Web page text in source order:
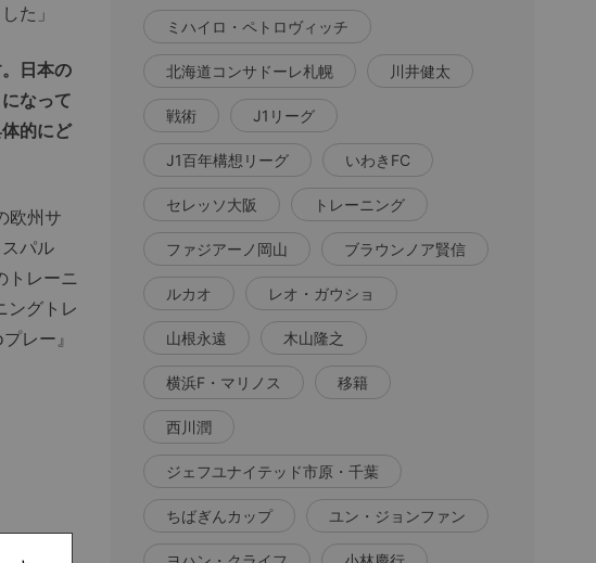
た」
日本の
なって
的にど
欧州サ
パル
トレーニ
ングトレ
レー』
ミハイロ・ペトロヴィッチ
北海道コンサドーレ札幌 川井健太
戦術 J1リーグ
J1百年構想リーグ いわきFC
セレッソ大阪 トレーニング
ファジアーノ岡山 ブラウンノア賢信
ルカオ レオ・ガウショ
山根永遠 木山隆之
横浜F・マリノス 移籍
西川潤
ジェフユナイテッド市原・千葉
ちばぎんカップ ユン・ジョンファン